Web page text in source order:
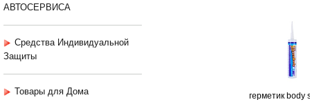
АВТОСЕРВИСА
Средства Индивидуальной
Защиты
Товары для Дома
герметик body